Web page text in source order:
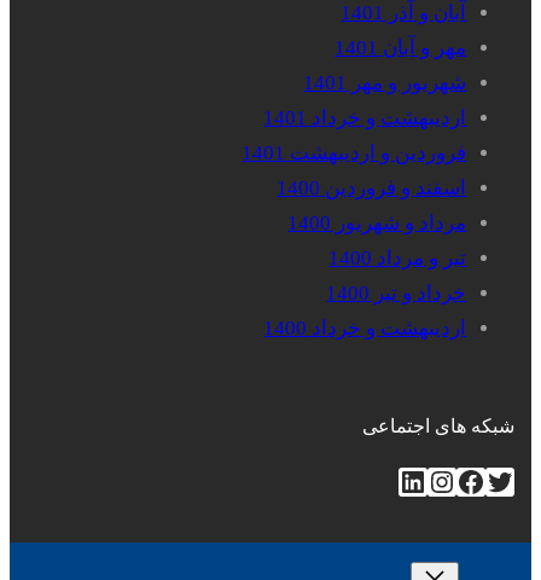
آبان و آذر 1401
مهر و آبان 1401
شهریور و مهر 1401
اردیبهشت و خرداد 1401
فروردین و اردیبهشت 1401
اسفند و فروردین 1400
مرداد و شهریور 1400
تیر و مرداد 1400
خرداد و تیر 1400
اردیبهشت و خرداد 1400
شبکه های اجتماعی
توییتر فیس‌بوکاینستاگرم لینکداین